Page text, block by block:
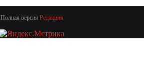
Полная версия Редакция